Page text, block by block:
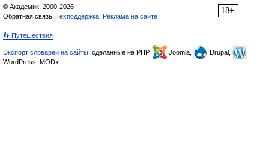
18+
© Академик, 2000-2026
Обратная связь: Техподдержка Реклама на сайте
👣 Путешествия
Экспорт словарей на сайты , сделанные на PHP, Joomla,
Drupal,
WordPress, MODx.